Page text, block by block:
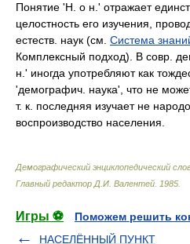
Понятие 'Н. о н.' отражает
целостность его изучения,
естеств. наук (см. Система
Комплексный подход). В совр.
н.' иногда употребляют как
'демографич. наука', что не
т. к. последняя изучает не
воспроизводство населения.
Демографический энциклопедический
Главный редактор Д.И. Валентей 1985
Игры ⚽
Поможем решить
НАСЕЛЁННЫЙ ПУНКТ